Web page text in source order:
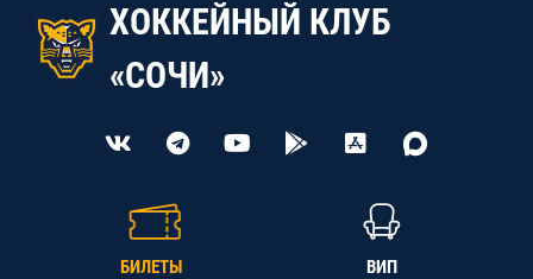
ХОККЕЙНЫЙ КЛУБ
«СОЧИ»
БИЛЕТЫ ВИП